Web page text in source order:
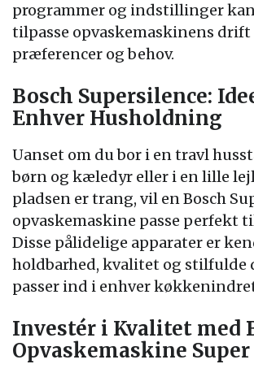
programmer og indstillinger
tilpasse opvaskemaskinens
præferencer og behov.
Bosch Supersilence:
Enhver Husholdning
Uanset om du bor i en travl
børn og kæledyr eller i en lille
pladsen er trang, vil en Bosch
opvaskemaskine passe perfekt
Disse pålidelige apparater er
holdbarhed, kvalitet og stilfulde
passer ind i enhver
Investér i Kvalitet med
Opvaskemaskine Super